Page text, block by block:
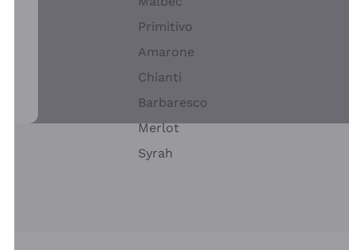
Primitivo
Amarone
Chianti
Barbaresco
Merlot
Syrah